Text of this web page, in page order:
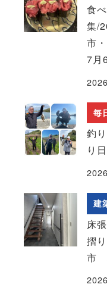
食
集/
市
7月
毎
釣
り
建
床
摺
市